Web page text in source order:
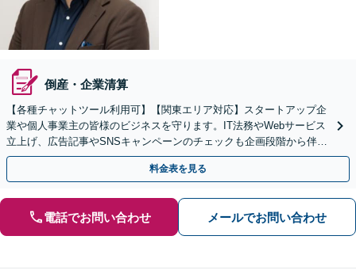
倒産・企業清算
【各種チャットツール利用可】【関東エリア対応】スタートアップ企
業や個人事業主の皆様のビジネスを守ります。IT法務やWebサービス
立上げ、広告記事やSNSキャンペーンのチェックも企画段階から伴走
します。配信者特有の悩みにも対応します。
料金表を見る
電話でお問い合わせ メールでお問い合わせ